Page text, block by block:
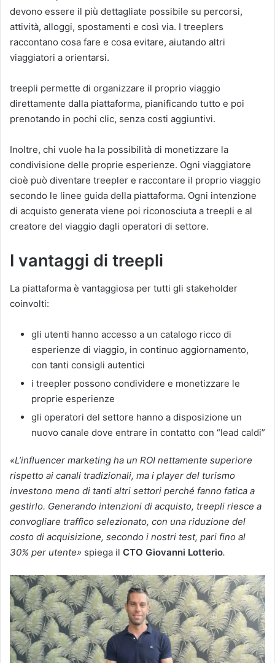
devono essere il più dettagliate possibile su percorsi,
attività, alloggi, spostamenti e così via. I treeplers
raccontano cosa fare e cosa evitare, aiutando altri
viaggiatori a orientarsi.
treepli permette di organizzare il proprio viaggio
direttamente dalla piattaforma, pianificando tutto e poi
prenotando in pochi clic, senza costi aggiuntivi.
Inoltre, chi vuole ha la possibilità di monetizzare la
condivisione delle proprie esperienze. Ogni viaggiatore
cioè può diventare treepler e raccontare il proprio viaggio
secondo le linee guida della piattaforma. Ogni intenzione
di acquisto generata viene poi riconosciuta a treepli e al
creatore del viaggio dagli operatori di settore.
I vantaggi di treepli
La piattaforma è vantaggiosa per tutti gli stakeholder
coinvolti:
gli utenti hanno accesso a un catalogo ricco di
esperienze di viaggio, in continuo aggiornamento,
con tanti consigli autentici
i treepler possono condividere e monetizzare le
proprie esperienze
gli operatori del settore hanno a disposizione un
nuovo canale dove entrare in contatto con “lead caldi”
«L’influencer marketing ha un ROI nettamente superiore
rispetto ai canali tradizionali, ma i player del turismo
investono meno di tanti altri settori perché fanno fatica a
gestirlo. Generando intenzioni di acquisto, treepli riesce a
convogliare traffico selezionato, con una riduzione del
costo di acquisizione, secondo i nostri test, pari fino al
30% per utente» spiega il CTO Giovanni Lotterio.